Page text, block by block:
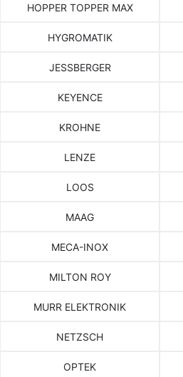
HOPPER TOPPER MAX
HYGROMATIK
JESSBERGER
KEYENCE
KROHNE
LENZE
LOOS
MAAG
MECA-INOX
MILTON ROY
MURR ELEKTRONIK
NETZSCH
OPTEK